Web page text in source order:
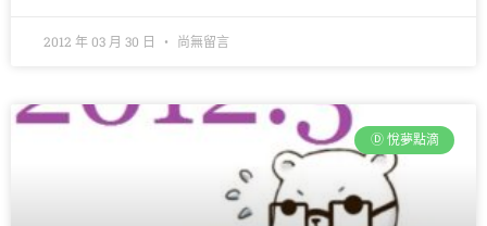
2012 年 03 月 30 日 尚無留言
Ⓓ 悅夢點滴